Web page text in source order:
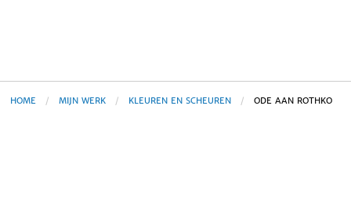
HOME MIJN WERK KLEUREN EN SCHEUREN ODE AAN ROTHKO